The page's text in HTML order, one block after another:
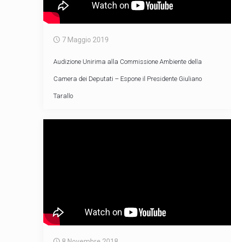
7 Maggio 2019
Audizione Unirima alla Commissione Ambiente della
Camera dei Deputati – Espone il Presidente Giuliano
Tarallo